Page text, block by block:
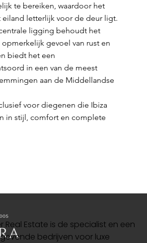
te bereiken, waardoor het
eiland letterlijk voor de deur ligt.
ligging behoudt het
gevoel van rust en
biedt het een
in een van de meest
aan de Middellandse
voor diegenen die Ibiza
in stijl, comfort en complete
Real Estate is de specialist en een
bedrijven voor luxe